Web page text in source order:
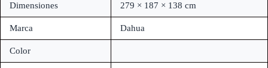
Dimensiones 279 × 187 × 138 cm
Marca Dahua
Color